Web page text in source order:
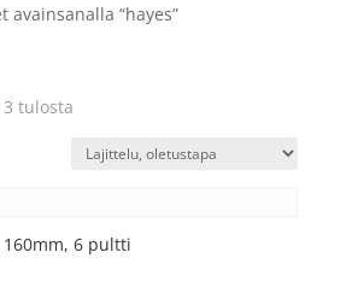
avainsanalla “hayes”
tulosta
160mm, 6 pultti